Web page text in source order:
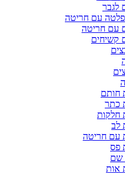
לגבר
פלטה עם חריטה
עם חריטה
קשיחים
חותם
כתר
חלקות
לב
עם חריטה
פס
שם
אות